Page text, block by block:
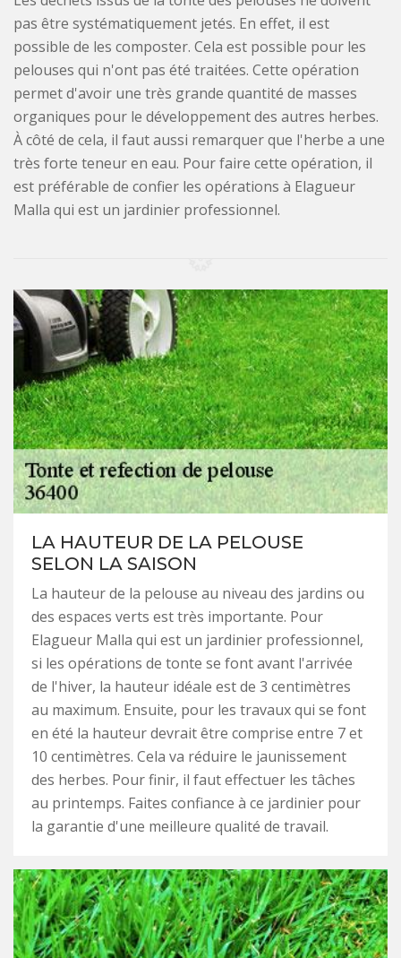
pas être systématiquement jetés. En effet, il est
possible de les composter. Cela est possible pour les
pelouses qui n'ont pas été traitées. Cette opération
permet d'avoir une très grande quantité de masses
organiques pour le développement des autres herbes.
À côté de cela, il faut aussi remarquer que l'herbe a une
très forte teneur en eau. Pour faire cette opération, il
est préférable de confier les opérations à Elagueur
Malla qui est un jardinier professionnel.
LA HAUTEUR DE LA PELOUSE
SELON LA SAISON
La hauteur de la pelouse au niveau des jardins ou
des espaces verts est très importante. Pour
Elagueur Malla qui est un jardinier professionnel,
si les opérations de tonte se font avant l'arrivée
de l'hiver, la hauteur idéale est de 3 centimètres
au maximum. Ensuite, pour les travaux qui se font
en été la hauteur devrait être comprise entre 7 et
10 centimètres. Cela va réduire le jaunissement
des herbes. Pour finir, il faut effectuer les tâches
au printemps. Faites confiance à ce jardinier pour
la garantie d'une meilleure qualité de travail.